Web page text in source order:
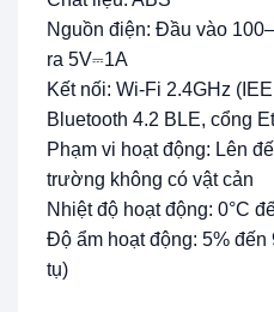
Nguồn điện: Đầu vào
ra 5V⎓1A
Kết nối: Wi-Fi 2.4GHz
Bluetooth 4.2 BLE, cổng
Phạm vi hoạt động: Lên
trường không có vật cản
Nhiệt độ hoạt động: 0°C
Độ ẩm hoạt động: 5%
tụ)